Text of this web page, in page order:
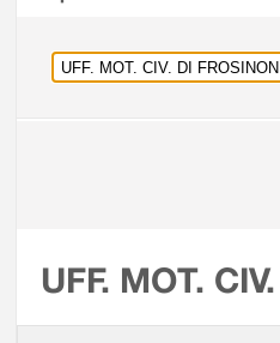
UFF. MOT.